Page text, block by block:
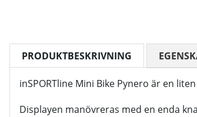
PRODUKTBESKRIVNING
inSPORTline Mini Bike Pynero är en
Displayen manövreras med en enda